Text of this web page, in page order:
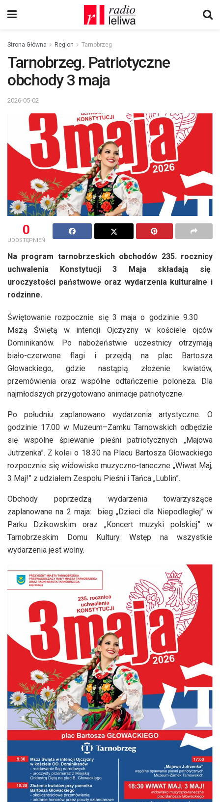
Strona Główna Region Tarnobrzeg
Tarnobrzeg. Patriotyczne
obchody 3 maja
2026-05-02
0
UDOSTĘPNIEŃ
Na program tarnobrzeskich obchodów 235. rocznicy
uchwalenia Konstytucji 3 Maja składają się
uroczystości państwowe oraz wydarzenia kulturalne i
rodzinne.
Świętowanie rozpocznie się 3 maja o godzinie 9.30
Mszą Świętą w intencji Ojczyzny w kościele ojców
Dominikanów. Po nabożeństwie uczestnicy otrzymają
biało-czerwone flagi i przejdą na plac Bartosza
Głowackiego, gdzie nastąpią złożenie kwiatów,
przemówienia oraz wspólne odtańczenie poloneza. Dla
najmłodszych przygotowano animacje patriotyczne.
Po południu zaplanowano wydarzenia artystyczne. O
godzinie 17.00 w Muzeum–Zamku Tarnowskich odbędzie
się wspólne śpiewanie pieśni patriotycznych „Majowa
Jutrzenka”. Z kolei o 18.30 na Placu Bartosza Głowackiego
rozpocznie się widowisko muzyczno-taneczne „Wiwat Maj,
3 Maj!” z udziałem Zespołu Pieśni i Tańca „Lublin”.
Obchody poprzedzą wydarzenia towarzyszące
zaplanowane na 2 maja: bieg „Dzieci dla Niepodległej” w
Parku Dzikowskim oraz „Koncert muzyki polskiej” w
Tarnobrzeskim Domu Kultury. Wstęp na wszystkie
wydarzenia jest wolny.